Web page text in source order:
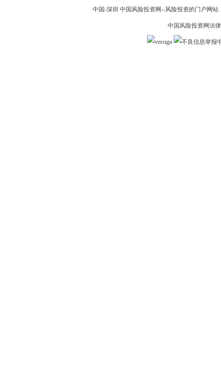
中国-深圳 中国风险投资网--风险投资的门户网
中国风险投资网法